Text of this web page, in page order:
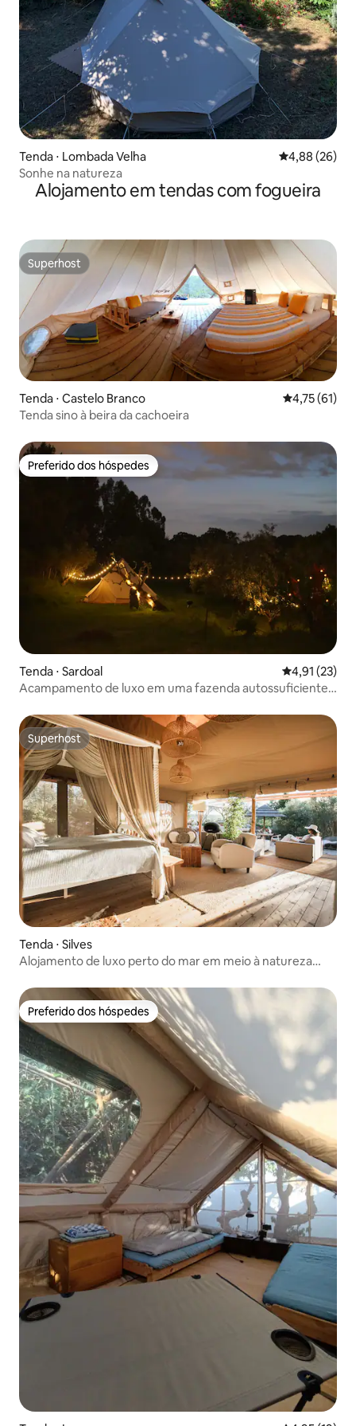
Tenda ⋅ Lombada Velha 4,88 de uma
4,88 (26)
Sonhe na natureza
Alojamento em tendas com fogueira
Superhost
Superhost
Tenda ⋅ Castelo Branco 4,75 de uma
4,75 (61)
Tenda sino à beira da cachoeira
Preferido dos hóspedes
Preferido dos hóspedes
Tenda ⋅ Sardoal 4,91 de uma
4,91 (23)
Acampamento de luxo em uma fazenda autossuficiente
Superhost
Superhost
Tenda ⋅ Silves
Alojamento de luxo perto do mar em meio à natureza
Preferido dos hóspedes
Preferido dos hóspedes